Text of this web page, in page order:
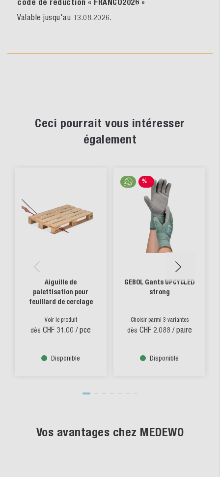
code de réduction « FRANCO2026 »
Valable jusqu'au 13.08.2026.
Ceci pourrait vous intéresser
également
Aiguille de
palettisation pour
feuillard de cerclage
Voir le produit
dès CHF 31.00 / pce
Disponible
%
GEBOL Gants UPCYCLED
strong
Choisir parmi 3 variantes
dès CHF 2.088 / paire
Disponible
Vos avantages chez MEDEWO